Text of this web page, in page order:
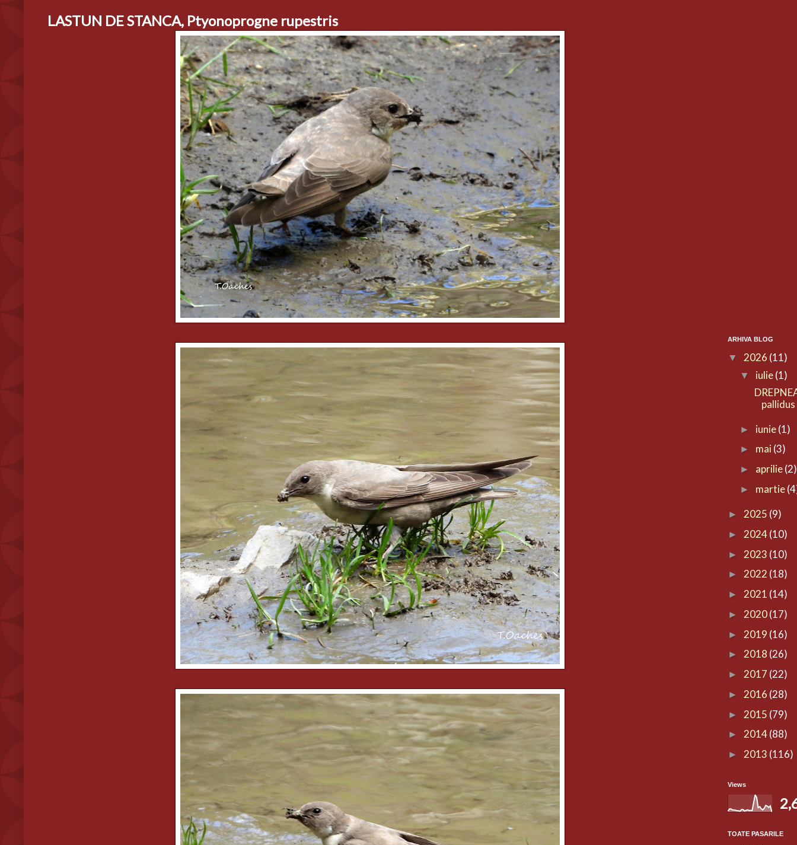
LASTUN DE STANCA, Ptyonoprogne rupestris
ARHIVA BLOG
▼ 2026 (11)
▼ iulie(1)
pallidus
► iunie(1)
► mai(3)
► aprilie(2)
► martie
► 2025 (9)
► 2024(10)
► 2023 (10)
► 2022 (18)
► 2021 (14)
► 2020(17)
► 2019 (16)
► 2018 (26)
► 2017 (22)
► 2016 (28)
► 2015 (79)
► 2014(88)
► 2013 (116)
Views
TOATE PASARILE